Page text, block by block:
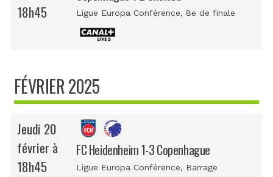
18h45
Ligue Europa Conférence, 8e de finale
FÉVRIER 2025
Jeudi 20
février à
18h45
FC Heidenheim 1-3 Copenhague
Ligue Europa Conférence, Barrage